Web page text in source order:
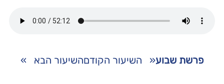
פרשת שבוע« השיעור הקודםהשיעור הבא »